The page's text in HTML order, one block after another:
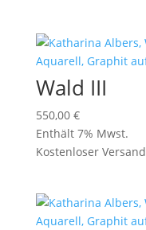
Wald III
550,00 €
Enthält 7% Mwst.
Kostenloser Versand